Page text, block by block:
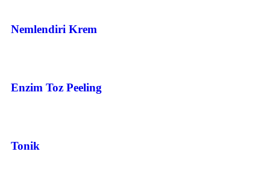
Nemlendiri Krem
Enzim Toz Peeling
Tonik